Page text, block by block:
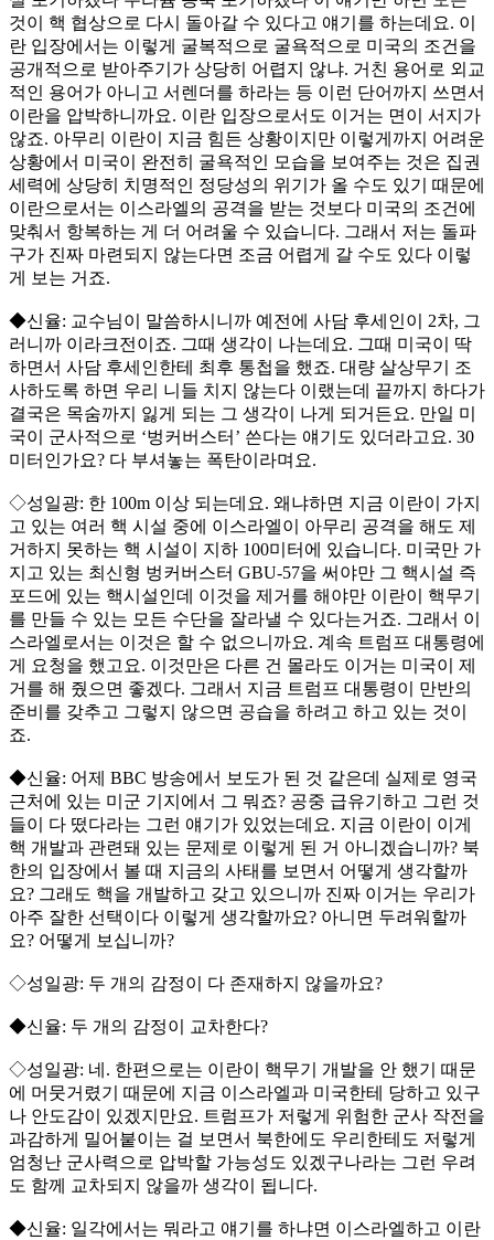
것이 핵 협상으로 다시 돌아갈 수 있다고 얘기를 하는데요. 이
란 입장에서는 이렇게 굴복적으로 굴욕적으로 미국의 조건을
공개적으로 받아주기가 상당히 어렵지 않냐. 거친 용어로 외교
적인 용어가 아니고 서렌더를 하라는 등 이런 단어까지 쓰면서
이란을 압박하니까요. 이란 입장으로서도 이거는 면이 서지가
않죠. 아무리 이란이 지금 힘든 상황이지만 이렇게까지 어려운
상황에서 미국이 완전히 굴욕적인 모습을 보여주는 것은 집권
세력에 상당히 치명적인 정당성의 위기가 올 수도 있기 때문에
이란으로서는 이스라엘의 공격을 받는 것보다 미국의 조건에
맞춰서 항복하는 게 더 어려울 수 있습니다. 그래서 저는 돌파
구가 진짜 마련되지 않는다면 조금 어렵게 갈 수도 있다 이렇
게 보는 거죠.
◆신율: 교수님이 말씀하시니까 예전에 사담 후세인이 2차, 그
러니까 이라크전이죠. 그때 생각이 나는데요. 그때 미국이 딱
하면서 사담 후세인한테 최후 통첩을 했죠. 대량 살상무기 조
사하도록 하면 우리 니들 치지 않는다 이랬는데 끝까지 하다가
결국은 목숨까지 잃게 되는 그 생각이 나게 되거든요. 만일 미
국이 군사적으로 ‘벙커버스터’ 쓴다는 얘기도 있더라고요. 30
미터인가요? 다 부셔놓는 폭탄이라며요.
◇성일광: 한 100m 이상 되는데요. 왜냐하면 지금 이란이 가지
고 있는 여러 핵 시설 중에 이스라엘이 아무리 공격을 해도 제
거하지 못하는 핵 시설이 지하 100미터에 있습니다. 미국만 가
지고 있는 최신형 벙커버스터 GBU-57을 써야만 그 핵시설 즉
포드에 있는 핵시설인데 이것을 제거를 해야만 이란이 핵무기
를 만들 수 있는 모든 수단을 잘라낼 수 있다는거죠. 그래서 이
스라엘로서는 이것은 할 수 없으니까요. 계속 트럼프 대통령에
게 요청을 했고요. 이것만은 다른 건 몰라도 이거는 미국이 제
거를 해 줬으면 좋겠다. 그래서 지금 트럼프 대통령이 만반의
준비를 갖추고 그렇지 않으면 공습을 하려고 하고 있는 것이
죠.
◆신율: 어제 BBC 방송에서 보도가 된 것 같은데 실제로 영국
근처에 있는 미군 기지에서 그 뭐죠? 공중 급유기하고 그런 것
들이 다 떴다라는 그런 얘기가 있었는데요. 지금 이란이 이게
핵 개발과 관련돼 있는 문제로 이렇게 된 거 아니겠습니까? 북
한의 입장에서 볼 때 지금의 사태를 보면서 어떻게 생각할까
요? 그래도 핵을 개발하고 갖고 있으니까 진짜 이거는 우리가
아주 잘한 선택이다 이렇게 생각할까요? 아니면 두려워할까
요? 어떻게 보십니까?
◇성일광: 두 개의 감정이 다 존재하지 않을까요?
◆신율: 두 개의 감정이 교차한다?
◇성일광: 네. 한편으로는 이란이 핵무기 개발을 안 했기 때문
에 머뭇거렸기 때문에 지금 이스라엘과 미국한테 당하고 있구
나 안도감이 있겠지만요. 트럼프가 저렇게 위험한 군사 작전을
과감하게 밀어붙이는 걸 보면서 북한에도 우리한테도 저렇게
엄청난 군사력으로 압박할 가능성도 있겠구나라는 그런 우려
도 함께 교차되지 않을까 생각이 됩니다.
◆신율: 일각에서는 뭐라고 얘기를 하냐면 이스라엘하고 이란